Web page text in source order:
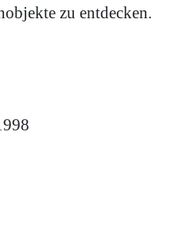
zu entdecken.